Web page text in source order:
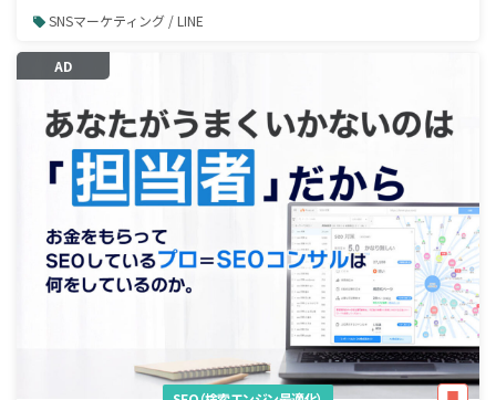
SNSマーケティング / LINE
AD